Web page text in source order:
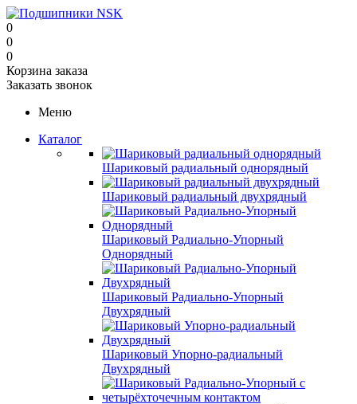
0
0
0
Корзина заказа
Заказать звонок
Меню
Каталог
Шариковый радиальный однорядный
Шариковый радиальный двухрядный
Шариковый Радиально-Упорный
Однорядный
Шариковый Радиально-Упорный
Двухрядный
Шариковый Упорно-радиальный
Двухрядный